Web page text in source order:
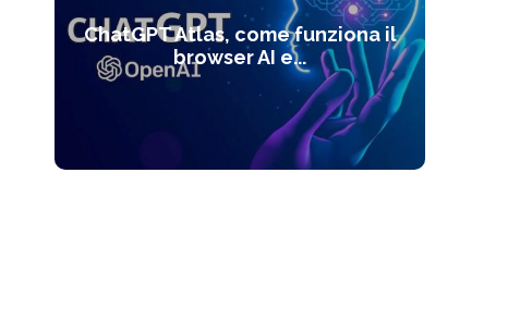
ChatGPT Atlas, come funziona il
browser AI e...